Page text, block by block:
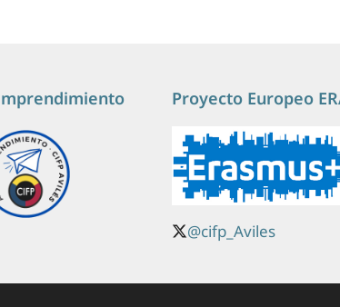
Proyecto Europeo
@cifp_Aviles